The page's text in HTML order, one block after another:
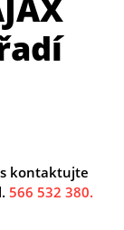
kontaktujte
566 532 380.